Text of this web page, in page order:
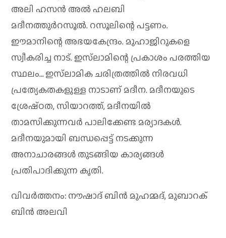
അലി ഹസൻ അൽ ഹലബി
മദീനത്തുര്‍റസൂല്‍. റസൂലിന്റെ പട്ടണം.
ഈമാനിന്റെ അഭയകേന്ദ്രം. മുഹാജിറുകളെ
സ്വീകരിച്ച നാട്‌. ഇസ്‌ലാമിന്റെ പ്രകാശം പരത്തിയ
സ്ഥലം… ഇസ്‌ലാമിക ചരിത്രത്തില്‍ നിരവധി
പ്രത്യേകതകളുള്ള നാടാണ്‌ മദീന. മദീനയുടെ
ശ്രേഷ്‌ഠത, സിയാറത്ത്‌, മദീനയില്‍
താമസിക്കുന്നവര്‍ പാലിക്കേണ്ട മര്യാദകള്‍.
മദീനയുമായി ബന്ധപ്പെട്ട്‌ നടക്കുന്ന
അനാചാരങ്ങള്‍ തുടങ്ങിയ കാര്യങ്ങള്‍
പ്രതിപാദിക്കുന്ന കൃതി.
വിവര്‍ത്തനം: നൗഷാദ്‌ ബിന്‍ മുഹമ്മദ്‌, മുബാറക്‌
ബിന്‍ അലവി